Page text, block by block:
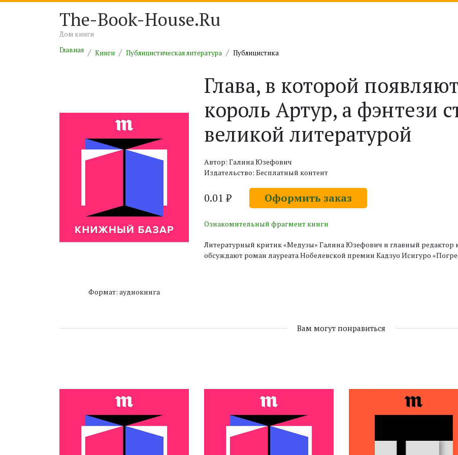
The-Book-House.Ru
Дом книги
Главная
Книги Публицистическая литература Публицистика
Формат: аудиокнига
Глава, в которой
король Артур, а фэнтези
великой литературой
Автор: Галина Юзефович
Издательство: Бесплатный контент
0.01 ₽ Оформить заказ
Ознакомительный фрагмент книги
Литературный критик «Медузы» Галина Юзефович и главный редактор
обсуждают роман лауреата Нобелевской премии Кадзуо Исигуро
Вам могут понравиться